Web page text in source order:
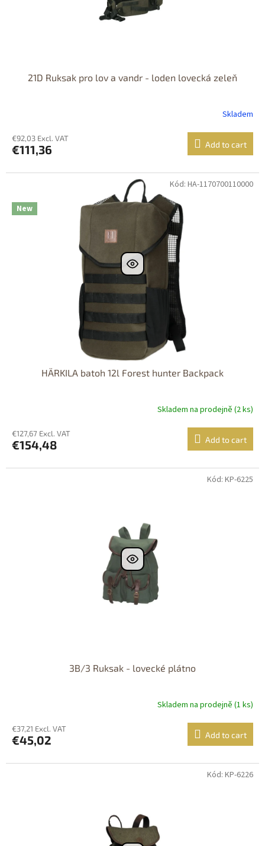
21D Ruksak pro lov a vandr - loden lovecká zeleň
Skladem
€92,03 Excl. VAT
€111,36 Add to cart
New
HÄRKILA batoh 12l Forest hunter Backpack
Skladem na prodejně (2 ks)
€127,67 Excl. VAT
€154,48 Add to cart
Kód: HA-1170700110000
3B/3 Ruksak - lovecké plátno
Skladem na prodejně (1 ks)
€37,21 Excl. VAT
€45,02 Add to cart
Kód: KP-6225
Kód: KP-6226